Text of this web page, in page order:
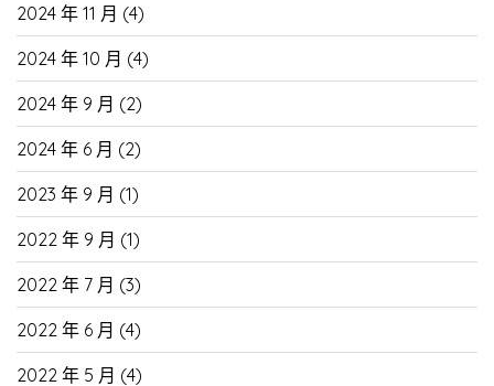
2024 年 11 月 (4)
2024 年 10 月 (4)
2024 年 9 月 (2)
2024 年 6 月 (2)
2023 年 9 月 (1)
2022 年 9 月 (1)
2022 年 7 月 (3)
2022 年 6 月 (4)
2022 年 5 月 (4)